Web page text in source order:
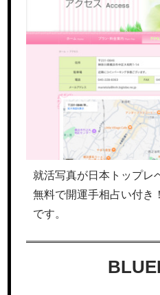
就活写真が日本トップレ
無料で開運手相占い付き
です。